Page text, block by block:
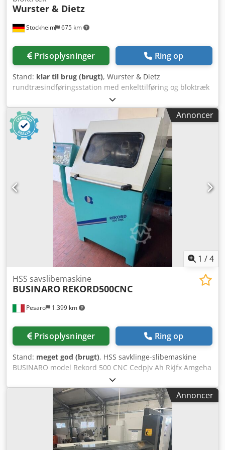
for alle produkter inden for industriområdet. Yorick
Stockheim 675 km
Wurster & Dietz
Prisoplysninger Ring op
Stand: klar til brug (brugt), Wurster & Dietz
rundtræsindføringsstation med enkelttilføring og bloktræk
med udskubber. Csdpfx Ajyxrtaemgsha
Annoncer
1 /4
Pesaro 1.399 km
HSS savslibemaskine
BUSINARO REKORD500CNC
Prisoplysninger Ring op
Stand: meget god (brugt), HSS savklinge-slibemaskine
BUSINARO model Rekord 500 CNC Cedpjv Ah Rkjfx Amgeha
Annoncer